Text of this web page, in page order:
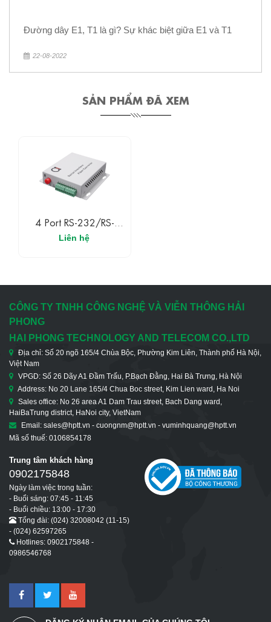
Đường dây E1, T1 là gì? Sự khác biệt giữa E1 và T1
22-08-2022
SẢN PHẨM ĐÃ XEM
4 Port RS-232/RS-
485/RS-422 Over
Optical Fiber Multiplexer
Liên hệ
CÔNG TY TNHH CÔNG NGHỆ VÀ VIỄN THÔNG HẢI
PHONG
HAI PHONG TECHNOLOGY AND TELECOM CO.,LTD
Địa chỉ: Số 20 ngõ 165/4 Chùa Bộc, Phường Kim Liên, Thành phố Hà Nội,
Việt Nam
VPGD: Số 26 Dãy A1 Đầm Trấu, P.Bạch Đằng, Hai Bà Trưng, Hà Nội
Address: No 20 Lane 165/4 Chua Boc street, Kim Lien ward, Ha Noi
Sales office: No 26 area A1 Dam Trau street, Bach Dang ward,
HaiBaTrung district, HaNoi city, VietNam
Email: sales@hptt.vn - cuongnm@hptt.vn - vuminhquang@hptt.vn
Mã số thuế: 0106854178
Trung tâm khách hàng
0902175848
Ngày làm việc trong tuần:
- Buổi sáng: 07:45 - 11:45
- Buổi chiều: 13:00 - 17:30
Tổng đài: (024) 32008042 (11-15)
- (024) 62597265
Hotlines: 0902175848 -
0986546768